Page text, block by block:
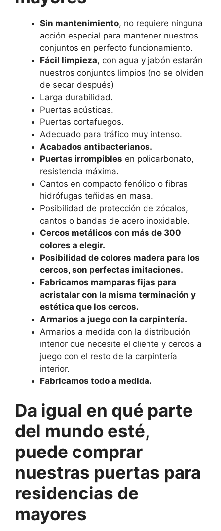
Sin mantenimiento, no requiere ninguna
acción especial para mantener nuestros
conjuntos en perfecto funcionamiento.
Fácil limpieza, con agua y jabón estarán
nuestros conjuntos limpios (no se olviden
de secar después)
Larga durabilidad.
Puertas acústicas.
Puertas cortafuegos.
Adecuado para tráfico muy intenso.
Acabados antibacterianos.
Puertas irrompibles en policarbonato,
resistencia máxima.
Cantos en compacto fenólico o fibras
hidrófugas teñidas en masa.
Posibilidad de protección de zócalos,
cantos o bandas de acero inoxidable.
Cercos metálicos con más de 300
colores a elegir.
Posibilidad de colores madera para los
cercos, son perfectas imitaciones.
Fabricamos mamparas fijas para
acristalar con la misma terminación y
estética que los cercos.
Armarios a juego con la carpintería.
Armarios a medida con la distribución
interior que necesite el cliente y cercos a
juego con el resto de la carpintería
interior.
Fabricamos todo a medida.
Da igual en qué parte
del mundo esté,
puede comprar
nuestras puertas para
residencias de
mayores